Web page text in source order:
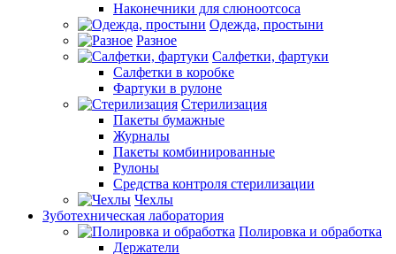
Наконечники для слюноотсоса
Одежда, простыни
Разное
Салфетки, фартуки
Салфетки в коробке
Фартуки в рулоне
Стерилизация
Пакеты бумажные
Журналы
Пакеты комбинированные
Рулоны
Средства контроля стерилизации
Чехлы
Зуботехническая лаборатория
Полировка и обработка
Держатели